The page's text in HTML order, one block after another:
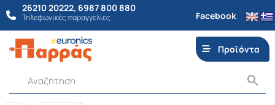
26210 20222, 6987 800 880
Τηλεφωνικές παραγγελίες Facebook
Προϊόντα